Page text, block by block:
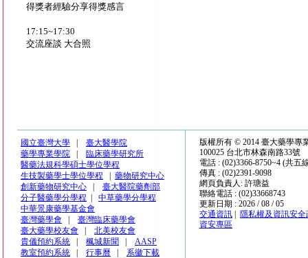
得獎者經驗分享得獎感言
17:15~17:30
交流座談 大合照
國立臺灣大學
臺大醫學院
藥學專業學院
臨床藥學研究所
醫藥法規科學碩士學位學程
生技製藥學士學位學程
藥物研究中心
創新藥物研究中心
臺大醫院藥劑部
分子醫藥學分學程
中草藥學分學程
中華景康藥學基金會
臺灣藥學會
臺灣臨床藥學會
臺大藥學校友會
北美校友會
貴儀預約系統
楓城新聞
AASP
教室預約系統
行事曆
系徽下載
版權所有 © 2014 臺大藥學專
100025 台北市林森南路33號
電話 : (02)3366-8750~4 (共五
傳真 : (02)2391-9098
網頁負責人: 許瑭益
聯絡電話 : (02)33668743
更新日期 : 2026 / 08 / 05
交通資訊
隱私權及資訊安全
資安專區